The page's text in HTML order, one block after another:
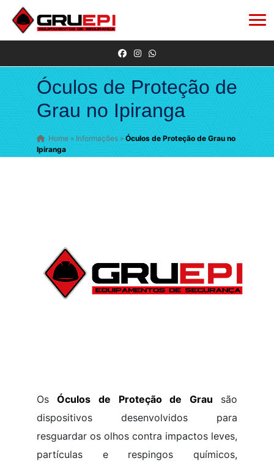
Óculos de Proteção de
Grau no Ipiranga
Home» Informações » Óculos de Proteção de Grau no
Ipiranga
OsÓculos de Proteção de Grau são
dispositivos desenvolvidos para
resguardar os olhos contra impactos leves,
partículas e respingos químicos,